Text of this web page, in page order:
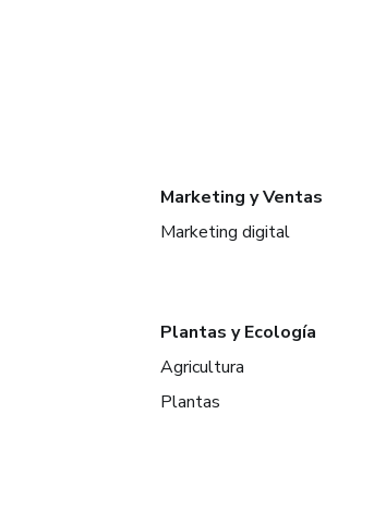
Marketing y Ventas
Marketing digital
Plantas y Ecología
Agricultura
Plantas